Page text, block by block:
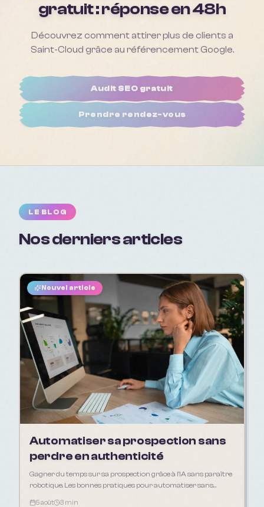
gratuit : réponse en 48h
Découvrez comment attirer plus de clients a
Saint-Cloud grâce au référencement Google.
Audit SEO gratuit
Prendre rendez-vous
LE BLOG
Nos derniers articles
Nouvel article
Automatiser sa prospection sans
perdre en authenticité
Gagner du temps sur sa prospection grâce à l'IA sans paraître
robotique. Les bonnes pratiques pour automatiser sans
5 août 3 min